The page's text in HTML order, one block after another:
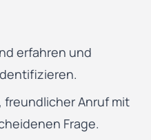
erfahren und
freundlicher Anruf mit
Frage.